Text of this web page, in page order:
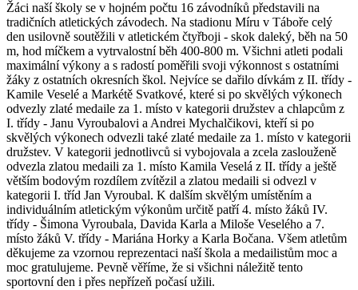
Žáci naší školy se v hojném počtu 16 závodníků představili na
tradičních atletických závodech. Na stadionu Míru v Táboře celý
den usilovně soutěžili v atletickém čtyřboji - skok daleký, běh na 50
m, hod míčkem a vytrvalostní běh 400-800 m. Všichni atleti podali
maximální výkony a s radostí poměřili svoji výkonnost s ostatními
žáky z ostatních okresních škol. Nejvíce se dařilo dívkám z II. třídy -
Kamile Veselé a Markétě Svatkové, které si po skvělých výkonech
odvezly zlaté medaile za 1. místo v kategorii družstev a chlapcům z
I. třídy - Janu Vyroubalovi a Andrei Mychalčikovi, kteří si po
skvělých výkonech odvezli také zlaté medaile za 1. místo v kategorii
družstev. V kategorii jednotlivců si vybojovala a zcela zaslouženě
odvezla zlatou medaili za 1. místo Kamila Veselá z II. třídy a ještě
větším bodovým rozdílem zvítězil a zlatou medaili si odvezl v
kategorii I. tříd Jan Vyroubal. K dalším skvělým umístěním a
individuálním atletickým výkonům určitě patří 4. místo žáků IV.
třídy - Šimona Vyroubala, Davida Karla a Miloše Veselého a 7.
místo žáků V. třídy - Mariána Horky a Karla Bočana. Všem atletům
děkujeme za vzornou reprezentaci naší škola a medailistům moc a
moc gratulujeme. Pevně věříme, že si všichni náležitě tento
sportovní den i přes nepřízeň počasí užili.